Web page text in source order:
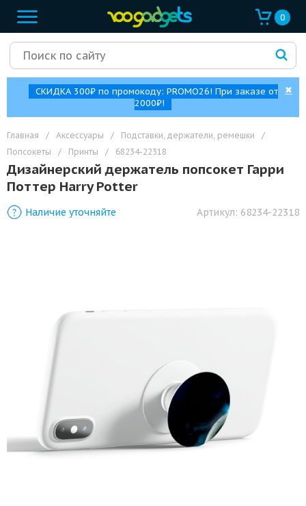
0
СКИДКА 300₽ по промокоду: PROMO26! При заказе от
2000₽!
✖
Главная / Аксессуары / Подставки, держатели, ремешки
/
Попсокеты
/ Принты / 68234-22318
Дизайнерский держатель попсокет Гарри
Поттер Harry Potter
Наличие уточняйте Артикул: 68234-22318